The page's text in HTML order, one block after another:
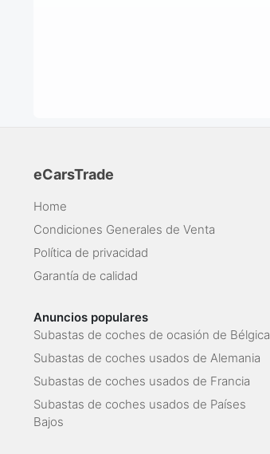
eCarsTrade
Home
Condiciones Generales de Venta
Política de privacidad
Garantía de calidad
Anuncios populares
Subastas de coches de ocasión de Bélgica
Subastas de coches usados de Alemania
Subastas de coches usados de Francia
Subastas de coches usados de Países
Bajos